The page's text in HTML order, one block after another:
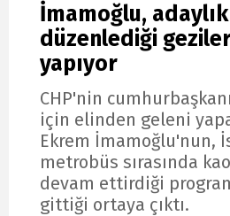
İmamoğlu,
düzenlediği
yapıyor
CHP'nin
için elinden geleni
Ekrem İmamoğlu'nun,
metrobüs sırasında
devam ettirdiği
gittiği ortaya çıktı.